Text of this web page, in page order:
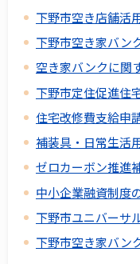
下野市空き店舗活
下野市空き家バン
空き家バンクに関
下野市定住促進住
住宅改修費支給申
補装具・日常生活
ゼロカーボン推進
中小企業融資制度
下野市ユニバーサ
下野市空き家バン